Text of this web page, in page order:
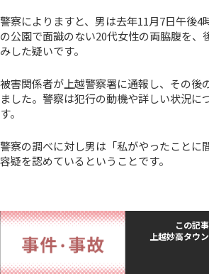
警察によりますと、男は去年11月7日午後4
の公園で面識のない20代女性の両脇腹を、
みした疑いです。
被害関係者が上越警察署に通報し、その後
ました。警察は犯行の動機や詳しい状況に
す。
警察の調べに対し男は「私がやったことに
容疑を認めているということです。
この記
上越妙高タウ